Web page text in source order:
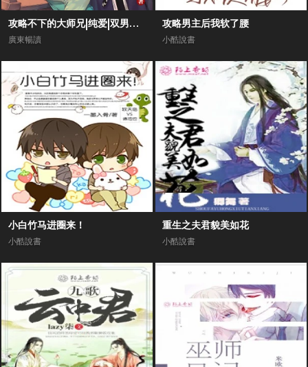
攻略不下的大师兄|纯爱|双男主剧场|高甜爆笑1V1|师尊甜文
廣東暢讀
攻略男主后我软了腰
小酷說書
小白竹马进圈来！
小酷說書
重生之夫君貌美如花
小酷說書